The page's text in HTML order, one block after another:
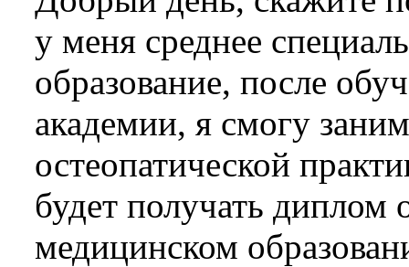
у меня среднее
образование, после
академии, я смогу
остеопатической
будет получать
медицинском